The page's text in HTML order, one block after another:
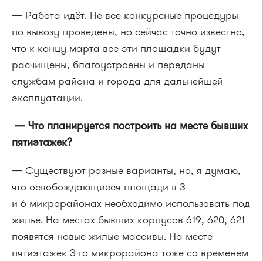
— Работа идёт. Не все конкурсные процедуры
по вывозу проведены, но сейчас точно известно,
что к концу марта все эти площадки будут
расчищены, благоустроены и переданы
службам района и города для дальнейшей
эксплуатации.
— Что планируется построить на месте бывших
пятиэтажек?
— Существуют разные варианты, но, я думаю,
что освобождающиеся площади в 3
и 6 микрорайонах необходимо использовать под
жилье. На местах бывших корпусов 619, 620, 621
появятся новые жилые массивы. На месте
пятиэтажек 3-го микрорайона тоже со временем